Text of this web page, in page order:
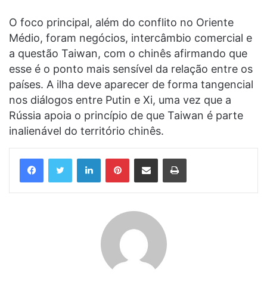
O foco principal, além do conflito no Oriente
Médio, foram negócios, intercâmbio comercial e
a questão Taiwan, com o chinês afirmando que
esse é o ponto mais sensível da relação entre os
países. A ilha deve aparecer de forma tangencial
nos diálogos entre Putin e Xi, uma vez que a
Rússia apoia o princípio de que Taiwan é parte
inalienável do território chinês.
LinkedinPinterestCompartilhar via e-mail Imprimir